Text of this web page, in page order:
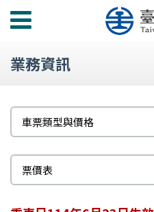
功
選
業務資訊
題
車票類型與價格
標
票價表